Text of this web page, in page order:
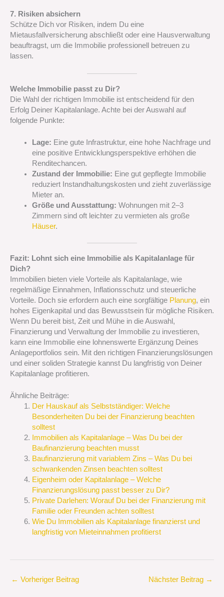
7. Risiken absichern
Schütze Dich vor Risiken, indem Du eine
Mietausfallversicherung abschließt oder eine Hausverwaltung
beauftragst, um die Immobilie professionell betreuen zu
lassen.
Welche Immobilie passt zu Dir?
Die Wahl der richtigen Immobilie ist entscheidend für den
Erfolg Deiner Kapitalanlage. Achte bei der Auswahl auf
folgende Punkte:
Lage: Eine gute Infrastruktur, eine hohe Nachfrage und
eine positive Entwicklungsperspektive erhöhen die
Renditechancen.
Zustand der Immobilie: Eine gut gepflegte Immobilie
reduziert Instandhaltungskosten und zieht zuverlässige
Mieter an.
Größe und Ausstattung: Wohnungen mit 2–3
Zimmern sind oft leichter zu vermieten als große
Häuser.
Fazit: Lohnt sich eine Immobilie als Kapitalanlage für
Dich?
Immobilien bieten viele Vorteile als Kapitalanlage, wie
regelmäßige Einnahmen, Inflationsschutz und steuerliche
Vorteile. Doch sie erfordern auch eine sorgfältige Planung, ein
hohes Eigenkapital und das Bewusstsein für mögliche Risiken.
Wenn Du bereit bist, Zeit und Mühe in die Auswahl,
Finanzierung und Verwaltung der Immobilie zu investieren,
kann eine Immobilie eine lohnenswerte Ergänzung Deines
Anlageportfolios sein. Mit den richtigen Finanzierungslösungen
und einer soliden Strategie kannst Du langfristig von Deiner
Kapitalanlage profitieren.
Ähnliche Beiträge:
Der Hauskauf als Selbstständiger: Welche
Besonderheiten Du bei der Finanzierung beachten
solltest
Immobilien als Kapitalanlage – Was Du bei der
Baufinanzierung beachten musst
Baufinanzierung mit variablem Zins – Was Du bei
schwankenden Zinsen beachten solltest
Eigenheim oder Kapitalanlage – Welche
Finanzierungslösung passt besser zu Dir?
Private Darlehen: Worauf Du bei der Finanzierung mit
Familie oder Freunden achten solltest
Wie Du Immobilien als Kapitalanlage finanzierst und
langfristig von Mieteinnahmen profitierst
← Vorheriger Beitrag Nächster Beitrag →